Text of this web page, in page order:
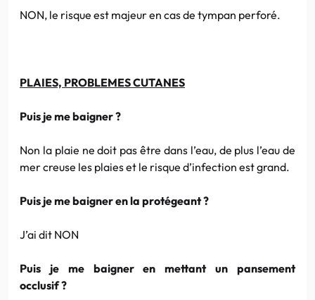
NON, le risque est majeur en cas de tympan perforé.
PLAIES, PROBLEMES CUTANES
Puis je me baigner ?
Non la plaie ne doit pas être dans l’eau, de plus l’eau de
mer creuse les plaies et le risque d’infection est grand.
Puis je me baigner en la protégeant ?
J’ai dit NON
Puis je me baigner en mettant un pansement
occlusif ?